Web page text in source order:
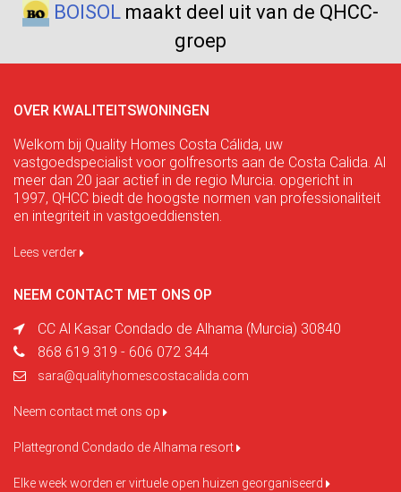
BOISOL maakt deel uit van de QHCC-
groep
OVER KWALITEITSWONINGEN
Welkom bij Quality Homes Costa Cálida, uw
vastgoedspecialist voor golfresorts aan de Costa Calida. Al
meer dan 20 jaar actief in de regio Murcia. opgericht in
1997, QHCC biedt de hoogste normen van professionaliteit
en integriteit in vastgoeddiensten.
Lees verder
NEEM CONTACT MET ONS OP
CC Al Kasar Condado de Alhama (Murcia) 30840
868 619 319 - 606 072 344
sara@qualityhomescostacalida.com
Neem contact met ons op
Plattegrond Condado de Alhama resort
Elke week worden er virtuele open huizen georganiseerd